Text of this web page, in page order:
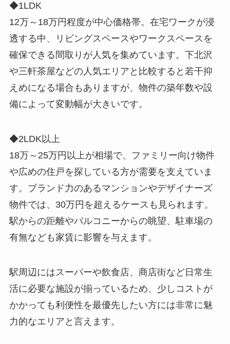
◆1LDK
12万～18万円程度が中心価格帯。在宅ワークが浸
透する中、リビングスペースやワークスペースを
確保できる間取りが人気を集めています。下北沢
や三軒茶屋などの人気エリアと比較すると若干抑
えめになる場合もありますが、物件の築年数や設
備によって変動幅が大きいです。
◆2LDK以上
18万～25万円以上が相場で、ファミリー向け物件
や広めの住戸を探している方が需要を支えていま
す。ブランド力のあるマンションやデザイナーズ
物件では、30万円を超えるケースも見られます。
駅からの距離やバルコニーからの眺望、駐車場の
有無なども家賃に影響を与えます。
駅周辺にはスーパーや飲食店、商店街など日常生
活に必要な施設が揃っているため、少しコストが
かかっても利便性を最優先したい方には非常に魅
力的なエリアと言えます。